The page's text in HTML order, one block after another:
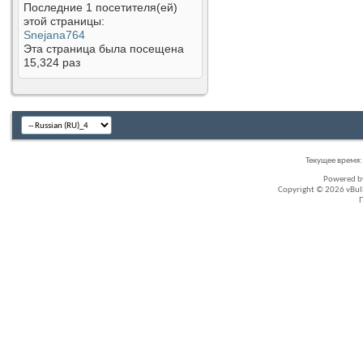
Последние 1 посетителя(ей)
этой страницы:
Snejana764
Эта страница была посещена
15,324 раз
Текущее время:
Powered
Copyright © 2026